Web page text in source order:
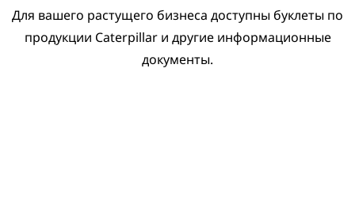
Для вашего растущего бизнеса доступны буклеты по
продукции Caterpillar и другие информационные
документы.